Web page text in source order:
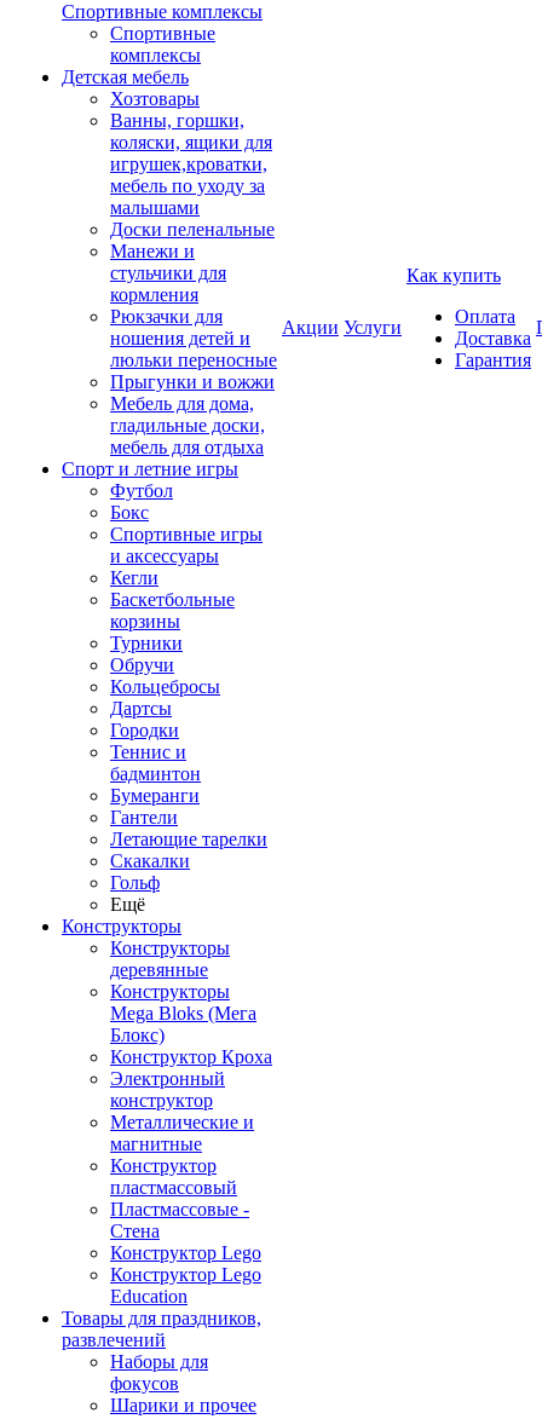
Спортивные комплексы
Спортивные
комплексы
Детская мебель
Хозтовары
Ванны, горшки,
коляски, ящики для
игрушек,кроватки,
мебель по уходу за
малышами
Доски пеленальные
Манежи и
стульчики для
кормления
Рюкзачки для
ношения детей и
люльки переносные
Прыгунки и вожжи
Мебель для дома,
гладильные доски,
мебель для отдыха
Спорт и летние игры
Футбол
Бокс
Спортивные игры
и аксессуары
Кегли
Баскетбольные
корзины
Турники
Обручи
Кольцебросы
Дартсы
Городки
Теннис и
бадминтон
Бумеранги
Гантели
Летающие тарелки
Скакалки
Гольф
Ещё
Конструкторы
Конструкторы
деревянные
Конструкторы
Mega Bloks (Мега
Блокс)
Конструктор Кроха
Электронный
конструктор
Металлические и
магнитные
Конструктор
пластмассовый
Пластмассовые -
Стена
Конструктор Lego
Конструктор Lego
Education
Товары для праздников,
развлечений
Наборы для
фокусов
Шарики и прочее
Акции Услуги
Как купить
Оплата
Доставка
Гарантия